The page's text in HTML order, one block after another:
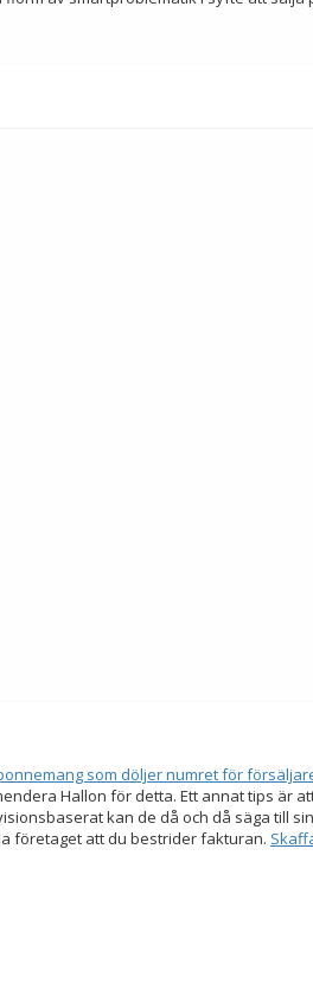
som döljer numret för
Hallon för detta. Ett annat tips är
kan de då och då säga till
företaget att du bestrider fakturan.